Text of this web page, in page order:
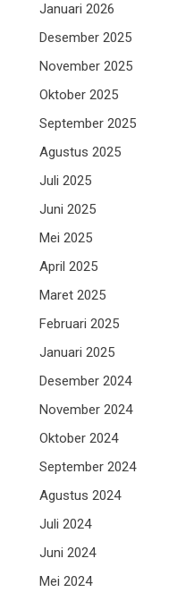
Januari 2026
Desember 2025
November 2025
Oktober 2025
September 2025
Agustus 2025
Juli 2025
Juni 2025
Mei 2025
April 2025
Maret 2025
Februari 2025
Januari 2025
Desember 2024
November 2024
Oktober 2024
September 2024
Agustus 2024
Juli 2024
Juni 2024
Mei 2024